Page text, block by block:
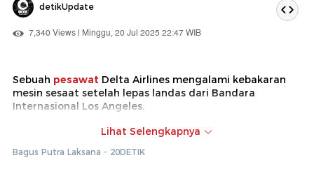
detikUpdate
7,340 Views | Minggu, 20 Jul 2025 22:47 WIB
Sebuah pesawat Delta Airlines mengalami kebakaran
mesin sesaat setelah lepas landas dari Bandara
Internasional Los Angeles.
Kobaran api terlihat muncul dari mesin kiri pesawat
Penerbangan dengan nomor DL446 tujuan Atlanta itu
Lihat Selengkapnya
Bagus Putra Laksana - 20DETIK